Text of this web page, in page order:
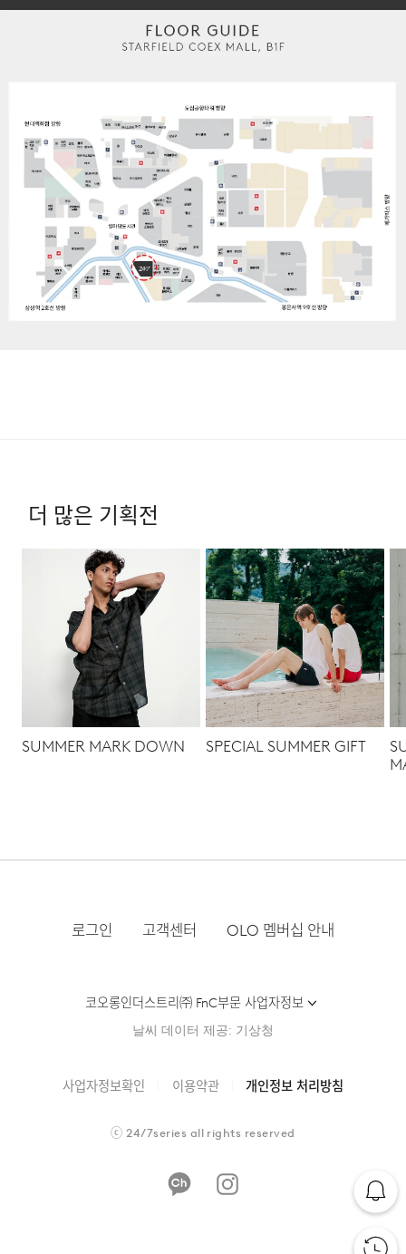
더 많은 기획전
SUMMER MARK DOWN SPECIAL SUMMER GIFT
로그인 고객센터 OLO 멤버십 안내
코오롱인더스트리㈜ FnC부문 사업자정보
날씨 데이터 제공: 기상청
사업자정보확인 이용약관 개인정보 처리방침
ⓒ24/7series all rights reserved